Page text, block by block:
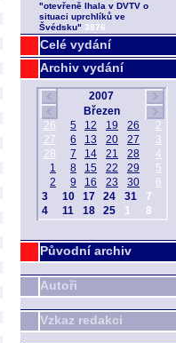
Celé vydání
Archiv vydání
Původní archiv
Autoři
Vzkaz redakci